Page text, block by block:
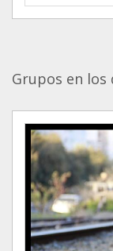
Grupos en